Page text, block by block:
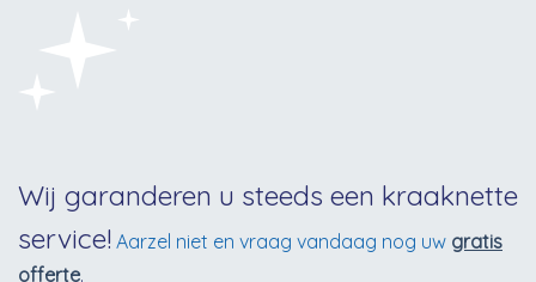
Wij garanderen u steeds een kraaknette
service! Aarzel niet en vraag vandaag nog uw gratis
offerte.